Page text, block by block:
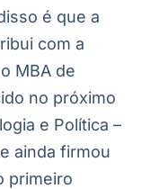
é que a
com a
MBA de
no próximo
e Política –
ainda firmou
primeiro